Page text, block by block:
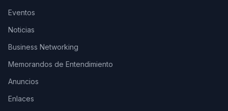
Eventos
Noticias
Business Networking
Memorandos de Entendimiento
Anuncios
Enlaces